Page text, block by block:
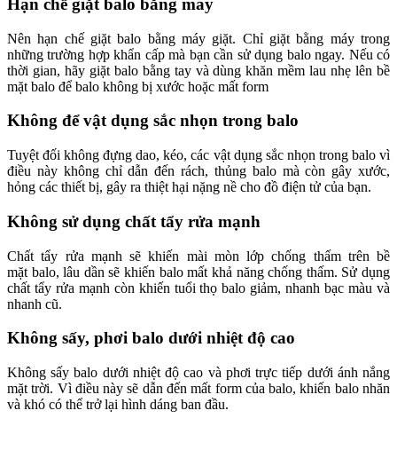
Hạn chế giặt balo bằng máy
Nên hạn chế giặt balo bằng máy giặt. Chỉ giặt bằng máy trong
những trường hợp khẩn cấp mà bạn cần sử dụng balo ngay. Nếu có
thời gian, hãy giặt balo bằng tay và dùng khăn mềm lau nhẹ lên bề
mặt balo để balo không bị xước hoặc mất form
Không để vật dụng sắc nhọn trong balo
Tuyệt đối không đựng dao, kéo, các vật dụng sắc nhọn trong balo vì
điều này không chỉ dẫn đến rách, thủng balo mà còn gây xước,
hỏng các thiết bị, gây ra thiệt hại nặng nề cho đồ điện tử của bạn.
Không sử dụng chất tẩy rửa mạnh
Chất tẩy rửa mạnh sẽ khiến mài mòn lớp chống thấm trên bề
mặt balo, lâu dần sẽ khiến balo mất khả năng chống thấm. Sử dụng
chất tẩy rửa mạnh còn khiến tuổi thọ balo giảm, nhanh bạc màu và
nhanh cũ.
Không sấy, phơi balo dưới nhiệt độ cao
Không sấy balo dưới nhiệt độ cao và phơi trực tiếp dưới ánh nắng
mặt trời. Vì điều này sẽ dẫn đến mất form của balo, khiến balo nhăn
và khó có thể trở lại hình dáng ban đầu.